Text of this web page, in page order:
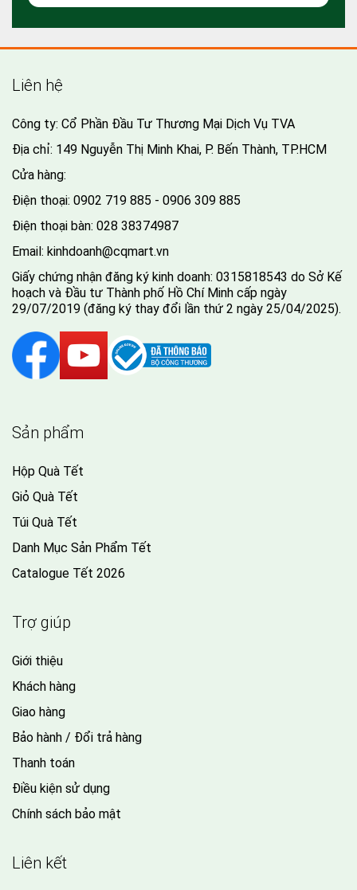
Liên hệ
Công ty: Cổ Phần Đầu Tư Thương Mại Dịch Vụ TVA
Địa chỉ: 149 Nguyễn Thị Minh Khai, P. Bến Thành, TP.HCM
Cửa hàng:
Điện thoại: 0902 719 885 - 0906 309 885
Điện thoại bàn: 028 38374987
Email: kinhdoanh@cqmart.vn
Giấy chứng nhận đăng ký kinh doanh: 0315818543 do Sở Kế
hoạch và Đầu tư Thành phố Hồ Chí Minh cấp ngày
29/07/2019 (đăng ký thay đổi lần thứ 2 ngày 25/04/2025).
Sản phẩm
Hộp Quà Tết
Giỏ Quà Tết
Túi Quà Tết
Danh Mục Sản Phẩm Tết
Catalogue Tết 2026
Trợ giúp
Giới thiệu
Khách hàng
Giao hàng
Bảo hành / Đổi trả hàng
Thanh toán
Điều kiện sử dụng
Chính sách bảo mật
Liên kết